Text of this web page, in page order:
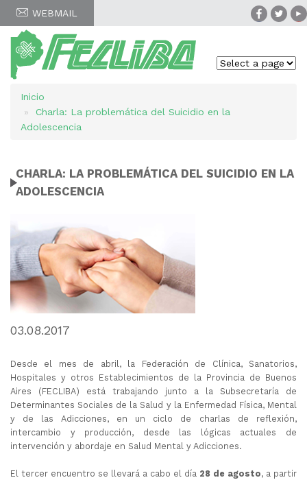
WEBMAIL
Sobrescribir
enlaces
ayuda
la
navegación
Inicio
Charla: La problemática del Suicidio en la
Adolescencia
CHARLA: LA PROBLEMÁTICA DEL SUICIDIO EN LA
ADOLESCENCIA
03.08.2017
Desde el mes de abril, la Federación de Clínica, Sanatorios,
Hospitales y otros Establecimientos de la Provincia de Buenos
Aires (FECLIBA) está trabajando junto a la Subsecretaría de
Determinantes Sociales de la Salud y la Enfermedad Física, Mental
y de las Adicciones, en un ciclo de charlas de reflexión,
intercambio y producción, desde las lógicas actuales de
intervención y abordaje en Salud Mental y Adicciones.
El tercer encuentro se llevará a cabo el día 28 de agosto, a partir